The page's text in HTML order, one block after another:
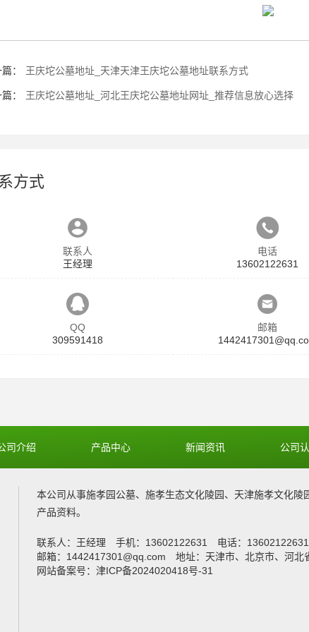
： 王庆坨公墓地址_天津天津王庆坨公墓地址联系方式
： 王庆坨公墓地址_河北王庆坨公墓地址网址_推荐信息放心选择
方式
联系人
王经理
电话
13602122631
QQ
309591418
邮箱
司介绍 产品中心 新闻资讯 公司
本公司从事施孝园公墓、 施孝生态文化陵园、 天津施孝文化陵
产品资料。
联系人：王经理 手机：13602122631 电话：
邮箱：1442417301@qq.com 地址：天津市、北京市、河北
网站备案号：津ICP备2024020418号-31